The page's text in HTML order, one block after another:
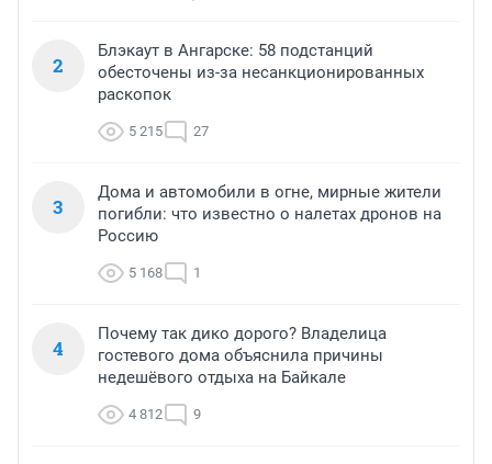
2
Блэкаут в Ангарске: 58 подстанций
обесточены из-за несанкционированных
раскопок
5 215 27
3
Дома и автомобили в огне, мирные жители
погибли: что известно о налетах дронов на
Россию
5 168 1
4
Почему так дико дорого? Владелица
гостевого дома объяснила причины
недешёвого отдыха на Байкале
4 812 9